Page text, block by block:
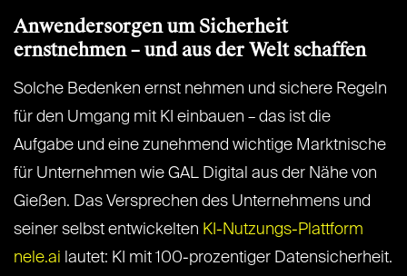
Anwendersorgen um Sicherheit
ernstnehmen – und aus der Welt schaffen
Solche Bedenken ernst nehmen und sichere Regeln
für den Umgang mit KI einbauen – das ist die
Aufgabe und eine zunehmend wichtige Marktnische
für Unternehmen wie GAL Digital aus der Nähe von
Gießen. Das Versprechen des Unternehmens und
seiner selbst entwickelten KI-Nutzungs-Plattform
nele.ai lautet: KI mit 100-prozentiger Datensicherheit.